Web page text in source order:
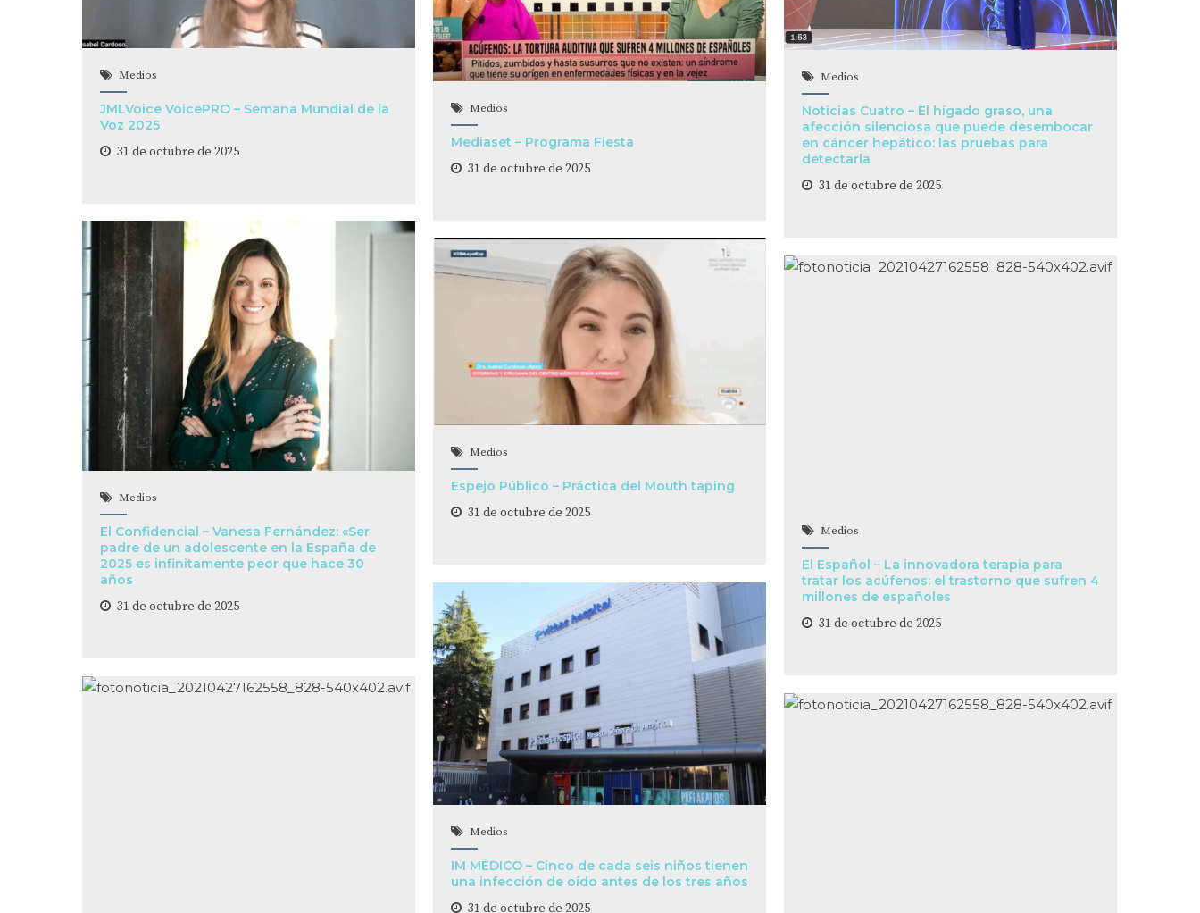
Medios
JMLVoice VoicePRO – Semana Mundial de la
Voz 2025
31 de octubre de 2025
Medios
Mediaset – Programa Fiesta
31 de octubre de 2025
Medios
Noticias Cuatro – El hígado graso, una
afección silenciosa que puede desembocar
en cáncer hepático: las pruebas para
detectarla
31 de octubre de 2025
Medios
El Confidencial – Vanesa Fernández: «Ser
padre de un adolescente en la España de
2025 es infinitamente peor que hace 30
años
31 de octubre de 2025
Medios
Espejo Público – Práctica del Mouth taping
31 de octubre de 2025
Medios
El Español – La innovadora terapia para
tratar los acúfenos: el trastorno que sufren 4
millones de españoles
31 de octubre de 2025
Medios
IM MÉDICO – Cinco de cada seis niños tienen
una infección de oído antes de los tres años
31 de octubre de 2025